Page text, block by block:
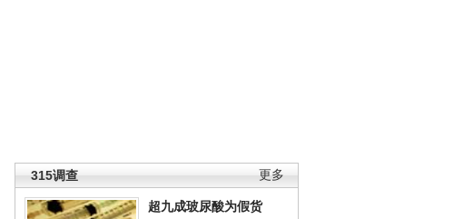
更多
315调查
超九成玻尿酸为假货